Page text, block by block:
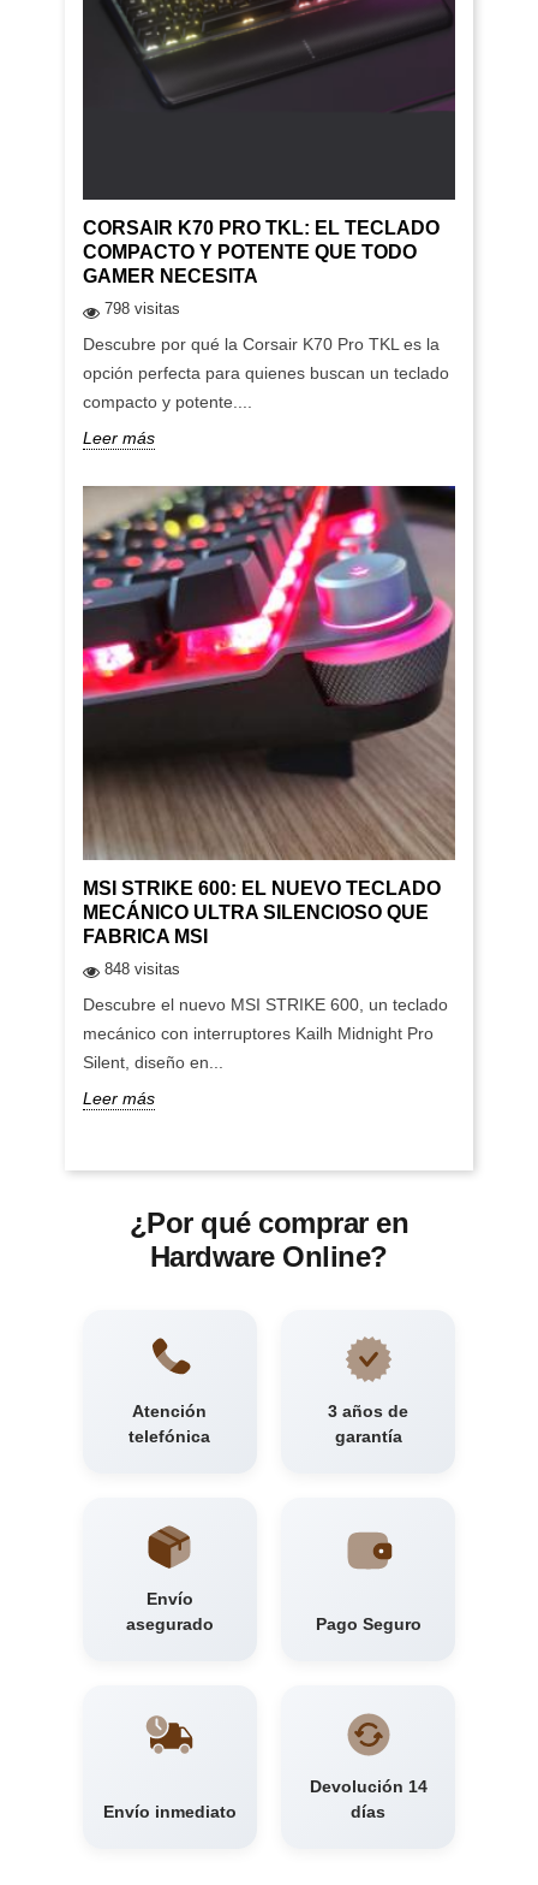
CORSAIR K70 PRO TKL: EL TECLADO
COMPACTO Y POTENTE QUE TODO
GAMER NECESITA
798 visitas
Descubre por qué la Corsair K70 Pro TKL es la
opción perfecta para quienes buscan un teclado
compacto y potente....
Leer más
MSI STRIKE 600: EL NUEVO TECLADO
MECÁNICO ULTRA SILENCIOSO QUE
FABRICA MSI
848 visitas
Descubre el nuevo MSI STRIKE 600, un teclado
mecánico con interruptores Kailh Midnight Pro
Silent, diseño en...
Leer más
¿Por qué comprar en
Hardware Online?
Atención
telefónica
3 años de
garantía
Envío
asegurado
Pago Seguro
Envío inmediato
Devolución 14
días